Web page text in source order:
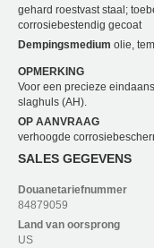
gehard roestvast staal;
corrosiebestendig gecoat
Dempingsmedium olie,
OPMERKING
Voor een precieze
slaghuls (AH).
OP AANVRAAG
verhoogde
SALES GEGEVENS
Douanetariefnummer
84879059
Land van oorsprong
US